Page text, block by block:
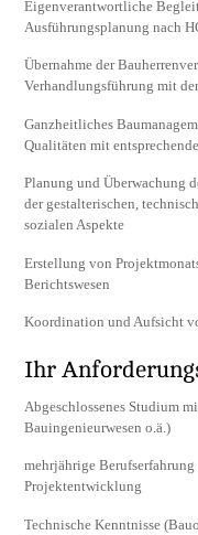
Eigenverantwortliche
Ausführungsplanung nach
Übernahme der
Verhandlungsführung mit
Ganzheitliches
Qualitäten mit
Planung und Überwachung
der gestalterischen,
sozialen Aspekte
Erstellung von
Berichtswesen
Koordination und Aufsicht
Ihr
Abgeschlossenes Studium
Bauingenieurwesen o.ä.)
mehrjährige
Projektentwicklung
Technische Kenntnisse